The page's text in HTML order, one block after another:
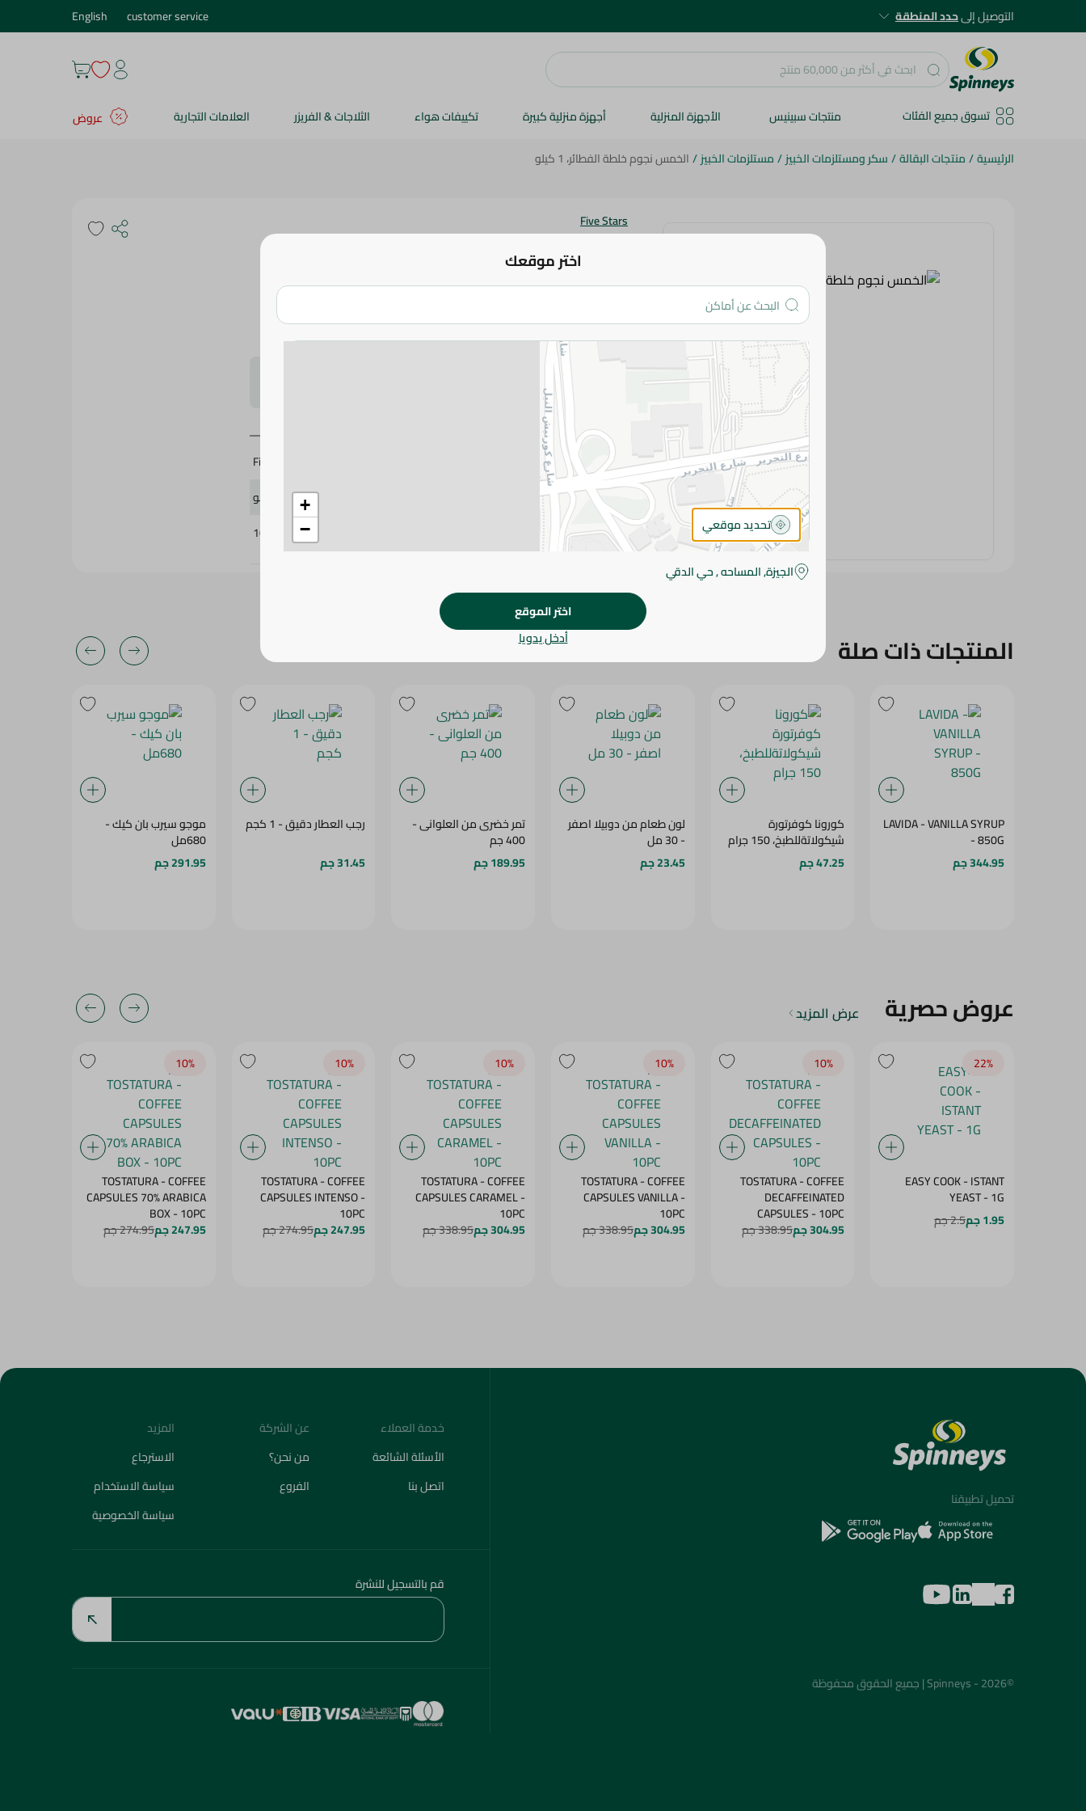
التوصيل إلىحدد المنطقة customer service
English
تسوق جميع الفئات منتجات سبينيس الأجهزة المنزلية أجهزة منزلية كبيرة تكييفات هواء الثلاجات & الفريزر العلامات التجارية
عروض
الرئيسية/منتجات البقالة/سكر ومستلزمات الخبيز/مستلزمات الخبيز/الخمس نجوم خلطة الفطائر، 1 كيلو
Five Stars
الخمس نجوم خلطة الفطائر، 1 كيلو
اضف للعربة
يرجى الملاحظة:
طفيف. قد يتغير التعبئة بناءً على التوفر.
المواصفات
براند
Five Stars
الحجم
SKU
101728
المنتجات ذات صلة
LAVIDA - VANILLA SYRUP
- 850G
344.95 جم
كورونا كوفرتورة
شيكولاتةللطبخ، 150 جرام
47.25 جم
لون طعام من دوبيلا اصفر
- 30 مل
23.45 جم
تمر خضرى من العلوانى -
400 جم
189.95 جم
رجب العطار دقيق - 1 كجم
31.45 جم
موجو سيرب بان كيك -
680مل
291.95 جم
عروض حصرية عرض المزيد
22‎%‎
EASY COOK - ISTANT
YEAST - 1G
1.95 جم
2.5 جم
10‎%‎
TOSTATURA - COFFEE
DECAFFEINATED
CAPSULES - 10PC
304.95 جم 338.95 جم
10‎%‎
TOSTATURA - COFFEE
CAPSULES VANILLA -
10PC
304.95 جم 338.95 جم
10‎%‎
TOSTATURA - COFFEE
CAPSULES CARAMEL -
10PC
304.95 جم 338.95 جم
10‎%‎
TOSTATURA - COFFEE
CAPSULES INTENSO -
10PC
247.95 جم 274.95 جم
10‎%‎
TOSTATURA - COFFEE
CAPSULES 70% ARABICA
BOX - 10PC
247.95 جم 274.95 جم
اختر موقعك
+
−
تحديد موقعي
الجيزة, المساحه , حي الدقي
اختر الموقع
أدخل يدويا
تحميل تطبيقنا
©2026 - Spinneys | جميع الحقوق محفوظة
خدمة العملاء
الأسئلة الشائعة
اتصل بنا
عن الشركة
من نحن؟
الفروع
المزيد
الاسترجاع
سياسة الاستخدام
سياسة الخصوصية
قم بالتسجيل للنشرة